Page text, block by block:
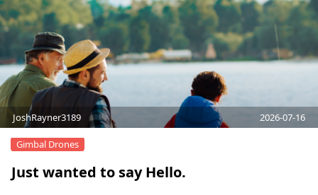
JoshRayner3189 2026-07-16
Just wanted to say Hello.
Gimbal Drones